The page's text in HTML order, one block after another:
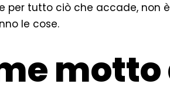
per tutto ciò che accade, non
le cose.